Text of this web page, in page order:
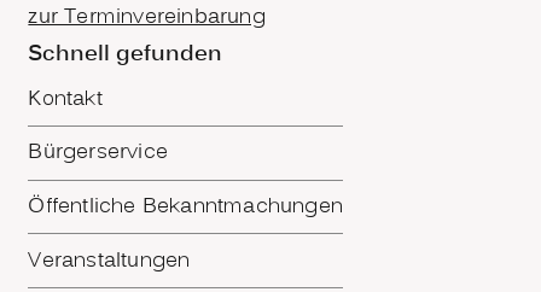
zur Terminvereinbarung
Schnell gefunden
Kontakt
Bürgerservice
Öffentliche Bekanntmachungen
Veranstaltungen